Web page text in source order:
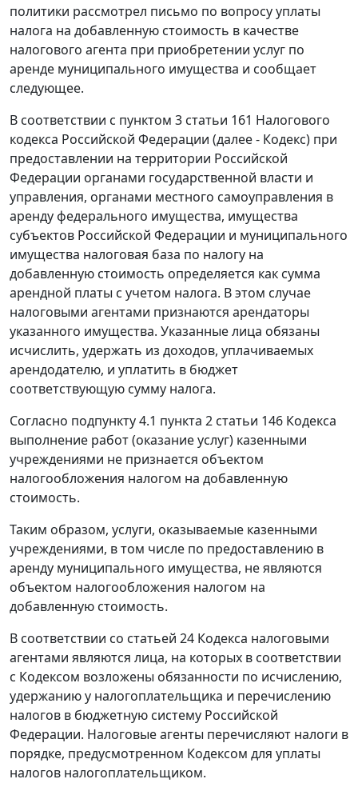
политики рассмотрел письмо по вопросу уплаты
налога на добавленную стоимость в качестве
налогового агента при приобретении услуг по
аренде муниципального имущества и сообщает
следующее.
В соответствии с пунктом 3 статьи 161 Налогового
кодекса Российской Федерации (далее - Кодекс) при
предоставлении на территории Российской
Федерации органами государственной власти и
управления, органами местного самоуправления в
аренду федерального имущества, имущества
субъектов Российской Федерации и муниципального
имущества налоговая база по налогу на
добавленную стоимость определяется как сумма
арендной платы с учетом налога. В этом случае
налоговыми агентами признаются арендаторы
указанного имущества. Указанные лица обязаны
исчислить, удержать из доходов, уплачиваемых
арендодателю, и уплатить в бюджет
соответствующую сумму налога.
Согласно подпункту 4.1 пункта 2 статьи 146 Кодекса
выполнение работ (оказание услуг) казенными
учреждениями не признается объектом
налогообложения налогом на добавленную
стоимость.
Таким образом, услуги, оказываемые казенными
учреждениями, в том числе по предоставлению в
аренду муниципального имущества, не являются
объектом налогообложения налогом на
добавленную стоимость.
В соответствии со статьей 24 Кодекса налоговыми
агентами являются лица, на которых в соответствии
с Кодексом возложены обязанности по исчислению,
удержанию у налогоплательщика и перечислению
налогов в бюджетную систему Российской
Федерации. Налоговые агенты перечисляют налоги в
порядке, предусмотренном Кодексом для уплаты
налогов налогоплательщиком.